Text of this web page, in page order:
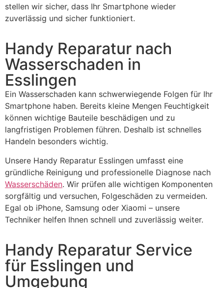
stellen wir sicher, dass Ihr Smartphone wieder
zuverlässig und sicher funktioniert.
Handy Reparatur nach
Wasserschaden in
Esslingen
Ein Wasserschaden kann schwerwiegende Folgen für Ihr
Smartphone haben. Bereits kleine Mengen Feuchtigkeit
können wichtige Bauteile beschädigen und zu
langfristigen Problemen führen. Deshalb ist schnelles
Handeln besonders wichtig.
Unsere Handy Reparatur Esslingen umfasst eine
gründliche Reinigung und professionelle Diagnose nach
Wasserschäden. Wir prüfen alle wichtigen Komponenten
sorgfältig und versuchen, Folgeschäden zu vermeiden.
Egal ob iPhone, Samsung oder Xiaomi – unsere
Techniker helfen Ihnen schnell und zuverlässig weiter.
Handy Reparatur Service
für Esslingen und
Umgebung